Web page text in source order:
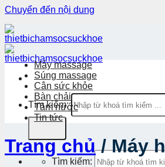
Chuyển đến nội dung
Tìm kiếm:
Tìm kiếm:
Máy massage
Súng massage
Cân sức khỏe
Bàn chải
Tăm nước
Tin tức
Trang chủ /Máy